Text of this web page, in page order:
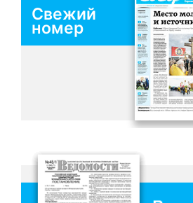
Свежий
номер